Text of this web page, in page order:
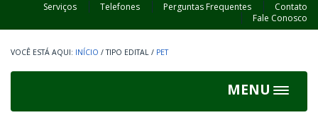
Serviços Telefones Perguntas Frequentes
Contato
Fale Conosco
INÍCIO / TIPO EDITAL / PET
MENU
Toggle